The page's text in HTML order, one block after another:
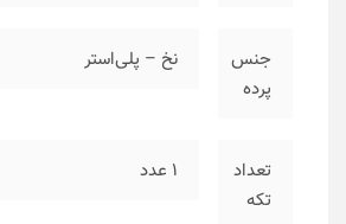
جنس
پرده
نخ – پلی‌استر
تعداد
تکه
۱ عدد